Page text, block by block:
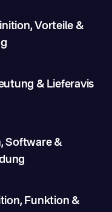
Vorteile &
& Lieferavis
Software &
Funktion &